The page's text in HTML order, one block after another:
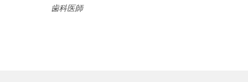
歯科医師